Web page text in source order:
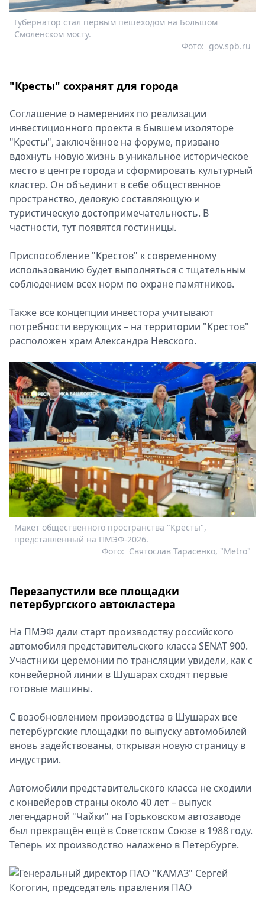
Губернатор стал первым пешеходом на Большом
Смоленском мосту.
gov.spb.ru
Фото:
"Кресты" сохранят для города
Соглашение о намерениях по реализации
инвестиционного проекта в бывшем изоляторе
"Кресты", заключённое на форуме, призвано
вдохнуть новую жизнь в уникальное историческое
место в центре города и сформировать культурный
кластер. Он объединит в себе общественное
пространство, деловую составляющую и
туристическую достопримечательность. В
частности, тут появятся гостиницы.
Приспособление "Крестов" к современному
использованию будет выполняться с тщательным
соблюдением всех норм по охране памятников.
Также все концепции инвестора учитывают
потребности верующих – на территории "Крестов"
расположен храм Александра Невского.
Макет общественного пространства "Кресты",
представленный на ПМЭФ-2026.
Святослав Тарасенко, "Metro"
Фото:
Перезапустили все площадки
петербургского автокластера
На ПМЭФ дали старт производству российского
автомобиля представительского класса SENAT 900.
Участники церемонии по трансляции увидели, как с
конвейерной линии в Шушарах сходят первые
готовые машины.
С возобновлением производства в Шушарах все
петербургские площадки по выпуску автомобилей
вновь задействованы, открывая новую страницу в
индустрии.
Автомобили представительского класса не сходили
с конвейеров страны около 40 лет – выпуск
легендарной "Чайки" на Горьковском автозаводе
был прекращён ещё в Советском Союзе в 1988 году.
Теперь их производство налажено в Петербурге.